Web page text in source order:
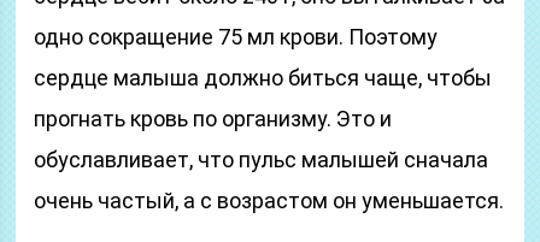
одно сокращение 75 мл крови. Поэтому
сердце малыша должно биться чаще, чтобы
прогнать кровь по организму. Это и
обуславливает, что пульс малышей сначала
очень частый, а с возрастом он уменьшается.